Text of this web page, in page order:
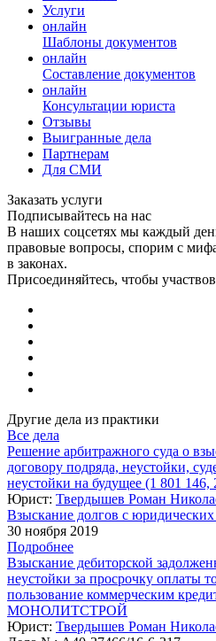
Услуги
онлайн
Шаблоны документов
онлайн
Составление документов
онлайн
Консультации юриста
Отзывы
Выигранные дела
Партнерам
Для СМИ
Заказать услуги
Подписывайтесь на нас
В наших соцсетях мы каждый
правовые вопросы, спорим с
в законах.
Присоединяйтесь, чтобы
Другие дела из практики
Все дела
Решение арбитражного суда о
договору подряда, неустойки,
неустойки на будущее (1 801 146,
Юрист: Твердышев Роман
Взыскание долгов с
30 ноября 2019
Подробнее
Взыскание дебиторской
неустойки за просрочку оплаты
пользование коммерческим
МОНОЛИТСТРОЙ
Юрист: Твердышев Роман